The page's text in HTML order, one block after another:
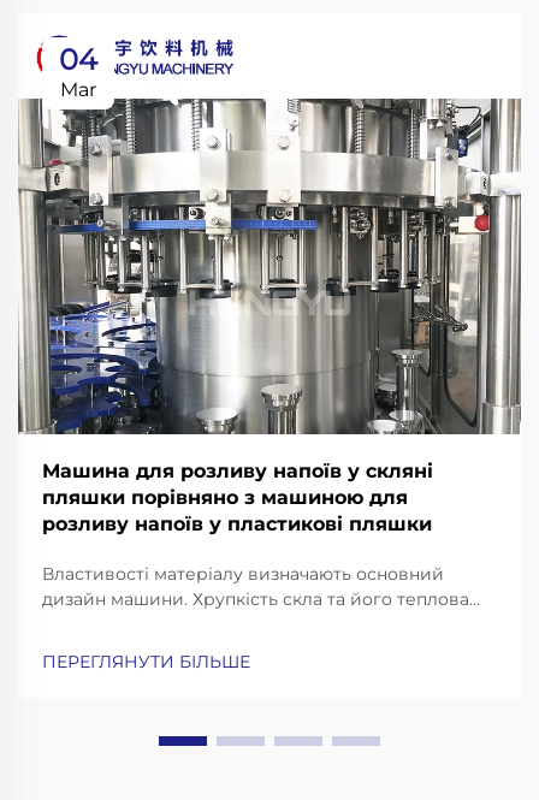
04
Mar
Машина для розливу напоїв у скляні
пляшки порівняно з машиною для
розливу напоїв у пластикові пляшки
Властивості матеріалу визначають основний
дизайн машини. Хрупкість скла та його теплова
амортизацією ударів та прецизійні захоплювачі
ПЕРЕГЛЯНУТИ БІЛЬШЕ